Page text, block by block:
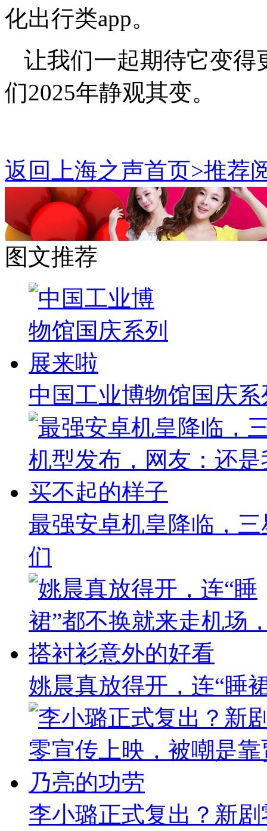
化出行类app。
让我们一起期待它变得
们2025年静观其变。
返回上海之声首页>推荐
图文推荐
中国工业博物馆国庆
最强安卓机皇降临，
们
姚晨真放得开，连“睡
李小璐正式复出？新